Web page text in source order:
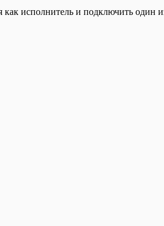
исполнитель и подключить один